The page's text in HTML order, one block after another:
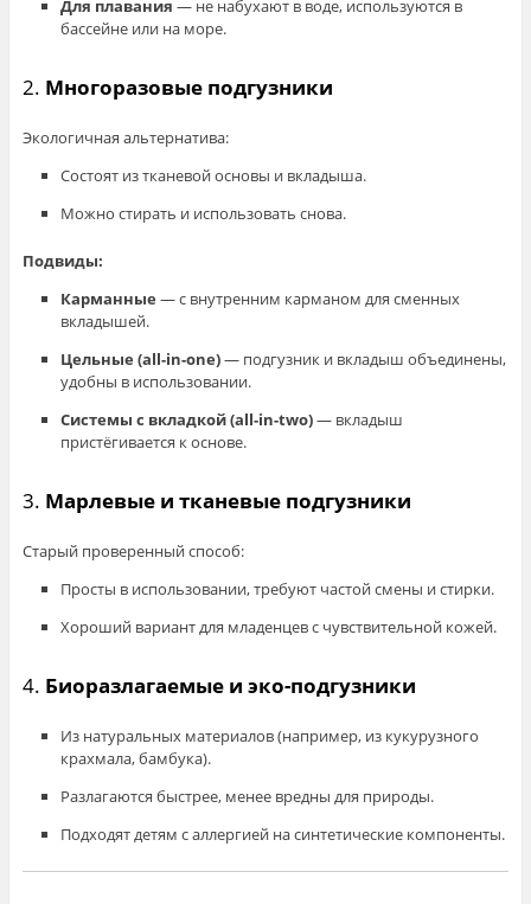
Для плавания — не набухают в воде, используются в
бассейне или на море.
2. Многоразовые подгузники
Экологичная альтернатива:
Состоят из тканевой основы и вкладыша.
Можно стирать и использовать снова.
Подвиды:
Карманные — с внутренним карманом для сменных
вкладышей.
Цельные (all-in-one)— подгузник и вкладыш объединены,
удобны в использовании.
Системы с вкладкой (all-in-two)— вкладыш
пристёгивается к основе.
3. Марлевые и тканевые подгузники
Старый проверенный способ:
Просты в использовании, требуют частой смены и стирки.
Хороший вариант для младенцев с чувствительной кожей.
4. Биоразлагаемые и эко-подгузники
Из натуральных материалов (например, из кукурузного
крахмала, бамбука).
Разлагаются быстрее, менее вредны для природы.
Подходят детям с аллергией на синтетические компоненты.